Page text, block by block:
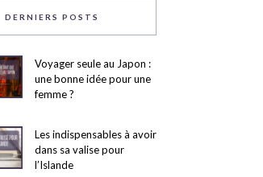
DERNIERS POSTS
Voyager seule au Japon :
une bonne idée pour une
femme ?
Les indispensables à avoir
dans sa valise pour
l’Islande